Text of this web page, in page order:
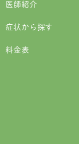
医師紹介
症状から探す
料金表